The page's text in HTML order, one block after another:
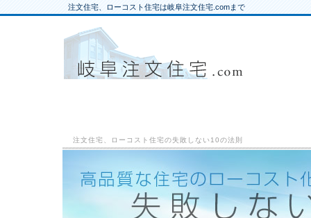
注文住宅、ローコスト住宅は岐阜注文住宅.comまで
注文住宅、ローコスト住宅の失敗しない10の法則